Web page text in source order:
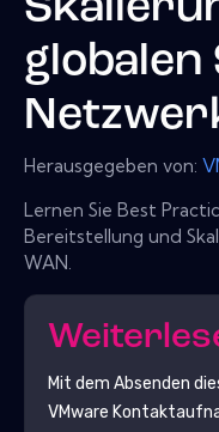
globalen
Herausgegeben von:
Lernen Sie Best
Bereitstellung und
WAN.
Mit dem Absenden
VMware